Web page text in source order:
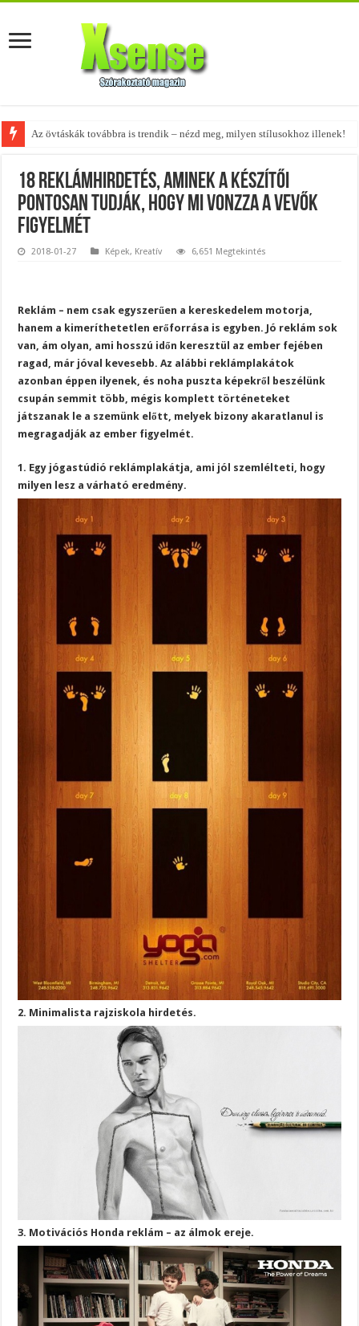
Az övtáskák továbbra is trendik – nézd meg, milyen stílusokhoz illenek!
18 reklámhirdetés, aminek a készítői
pontosan tudják, hogy mi vonzza a vevők
figyelmét
2018-01-27 Képek, Kreatív 6,651 Megtekintés
Reklám – nem csak egyszerűen a kereskedelem motorja,
hanem a kimeríthetetlen erőforrása is egyben. Jó reklám sok
van, ám olyan, ami hosszú időn keresztül az ember fejében
ragad, már jóval kevesebb. Az alábbi reklámplakátok
azonban éppen ilyenek, és noha puszta képekről beszélünk
csupán semmit több, mégis komplett történeteket
játszanak le a szemünk előtt, melyek bizony akaratlanul is
megragadják az ember figyelmét.
1. Egy jógastúdió reklámplakátja, ami jól szemlélteti, hogy
milyen lesz a várható eredmény.
2. Minimalista rajziskola hirdetés.
3. Motivációs Honda reklám – az álmok ereje.